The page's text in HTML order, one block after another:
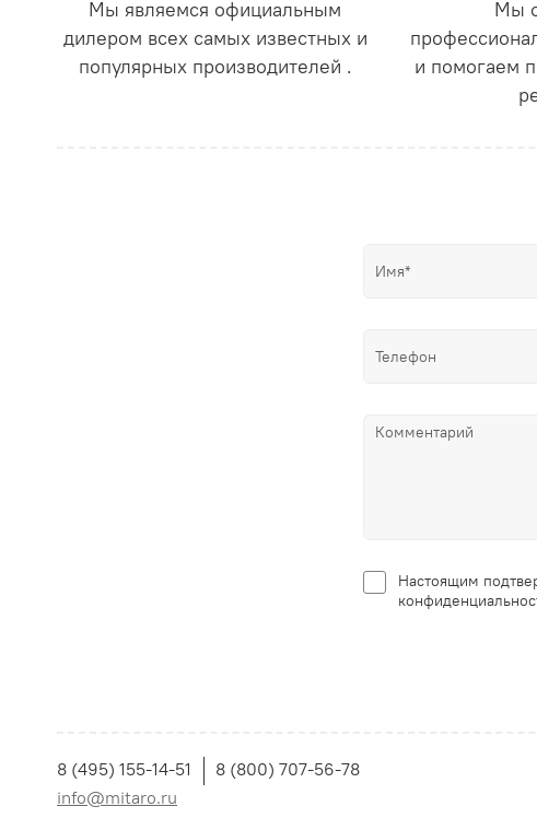
Мы являемся официальным
дилером всех самых известных и
популярных производителей .
Мы
и помогаем
Настоящим
8 (495) 155-14-51
8 (800) 707-56-78
info@mitaro.ru